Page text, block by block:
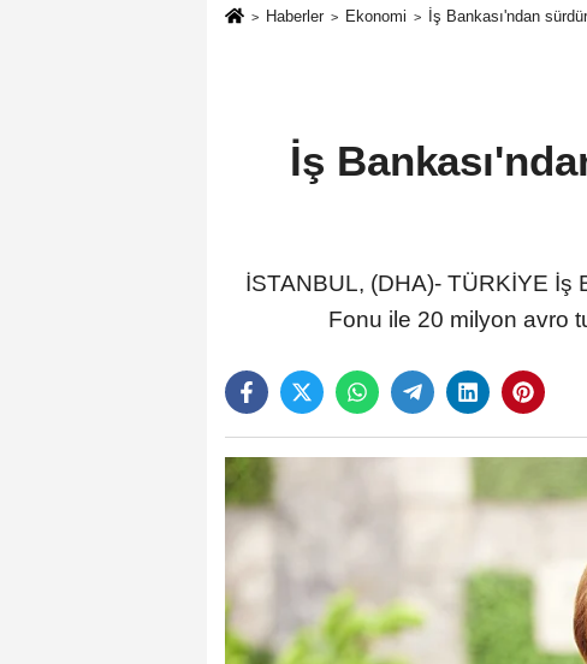
Haberler Ekonomi İş Bankası'ndan
İş
İSTANBUL, (DHA)- TÜRKİYE İş
Fonu ile 20 milyon avro